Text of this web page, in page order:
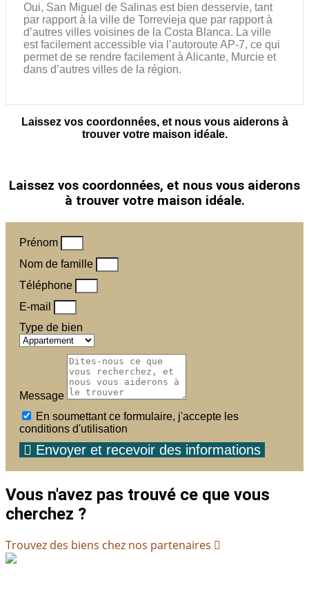
Oui, San Miguel de Salinas est bien desservie, tant
par rapport à la ville de Torrevieja que par rapport à
d’autres villes voisines de la Costa Blanca. La ville
est facilement accessible via l’autoroute AP-7, ce qui
permet de se rendre facilement à Alicante, Murcie et
dans d’autres villes de la région.
Laissez vos coordonnées, et nous vous aiderons à
trouver votre maison idéale.
Laissez vos coordonnées, et nous vous aiderons
à trouver votre maison idéale.
Prénom
Nom de famille
Téléphone
E-mail
Type de bien
Message
En soumettant ce formulaire, j'accepte les
conditions d'utilisation
Envoyer et recevoir des informations
Vous n'avez pas trouvé ce que vous
cherchez ?
Trouvez des biens chez nos partenaires